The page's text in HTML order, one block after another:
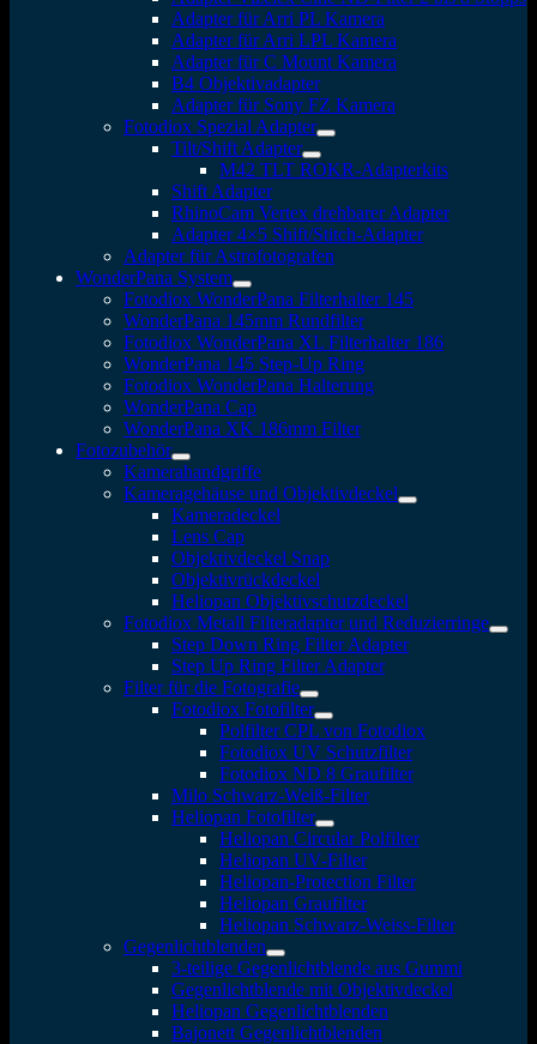
Adapter für Arri PL Kamera
Adapter für Arri LPL Kamera
Adapter für C Mount Kamera
B4 Objektivadapter
Adapter für Sony FZ Kamera
Fotodiox Spezial Adapter
Tilt/Shift Adapter
M42 TLT ROKR-Adapterkits
Shift Adapter
RhinoCam Vertex drehbarer Adapter
Adapter 4×5 Shift/Stitch-Adapter
Adapter für Astrofotografen
WonderPana System
Fotodiox WonderPana Filterhalter 145
WonderPana 145mm Rundfilter
Fotodiox WonderPana XL Filterhalter 186
WonderPana 145 Step-Up Ring
Fotodiox WonderPana Halterung
WonderPana Cap
WonderPana XK 186mm Filter
Fotozubehör
Kamerahandgriffe
Kameragehäuse und Objektivdeckel
Kameradeckel
Lens Cap
Objektivdeckel Snap
Objektivrückdeckel
Heliopan Objektivschutzdeckel
Fotodiox Metall Filteradapter und Reduzierringe
Step Down Ring Filter Adapter
Step Up Ring Filter Adapter
Filter für die Fotografie
Fotodiox Fotofilter
Polfilter CPL von Fotodiox
Fotodiox UV Schutzfilter
Fotodiox ND 8 Graufilter
Milo Schwarz-Weiß-Filter
Heliopan Fotofilter
Heliopan Circular Polfilter
Heliopan UV-Filter
Heliopan-Protection Filter
Heliopan Graufilter
Heliopan Schwarz-Weiss-Filter
Gegenlichtblenden
3-teilige Gegenlichtblende aus Gummi
Gegenlichtblende mit Objektivdeckel
Heliopan Gegenlichtblenden
Bajonett Gegenlichtblenden